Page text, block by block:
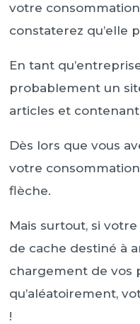
votre consommation
constaterez qu’elle
En tant
probablement un
articles et
Dès lors que vous
votre
flèche.
Mais surtout, si
de cache destiné à
chargement de vos
qu’aléatoirement,
!